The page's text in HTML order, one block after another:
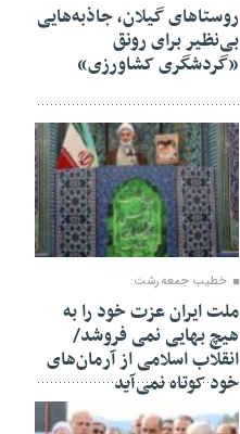
روستاهای گیلان، جاذبه‌هایی
بی‌نظیر برای رونق
«گردشگری کشاورزی»
۲۴ بهمن ۱۴۰۴
خطیب جمعه رشت:
ملت ایران عزت خود را به
هیچ بهایی نمی فروشد/
انقلاب اسلامی از آرمان‌های
خود کوتاه نمی‌آید